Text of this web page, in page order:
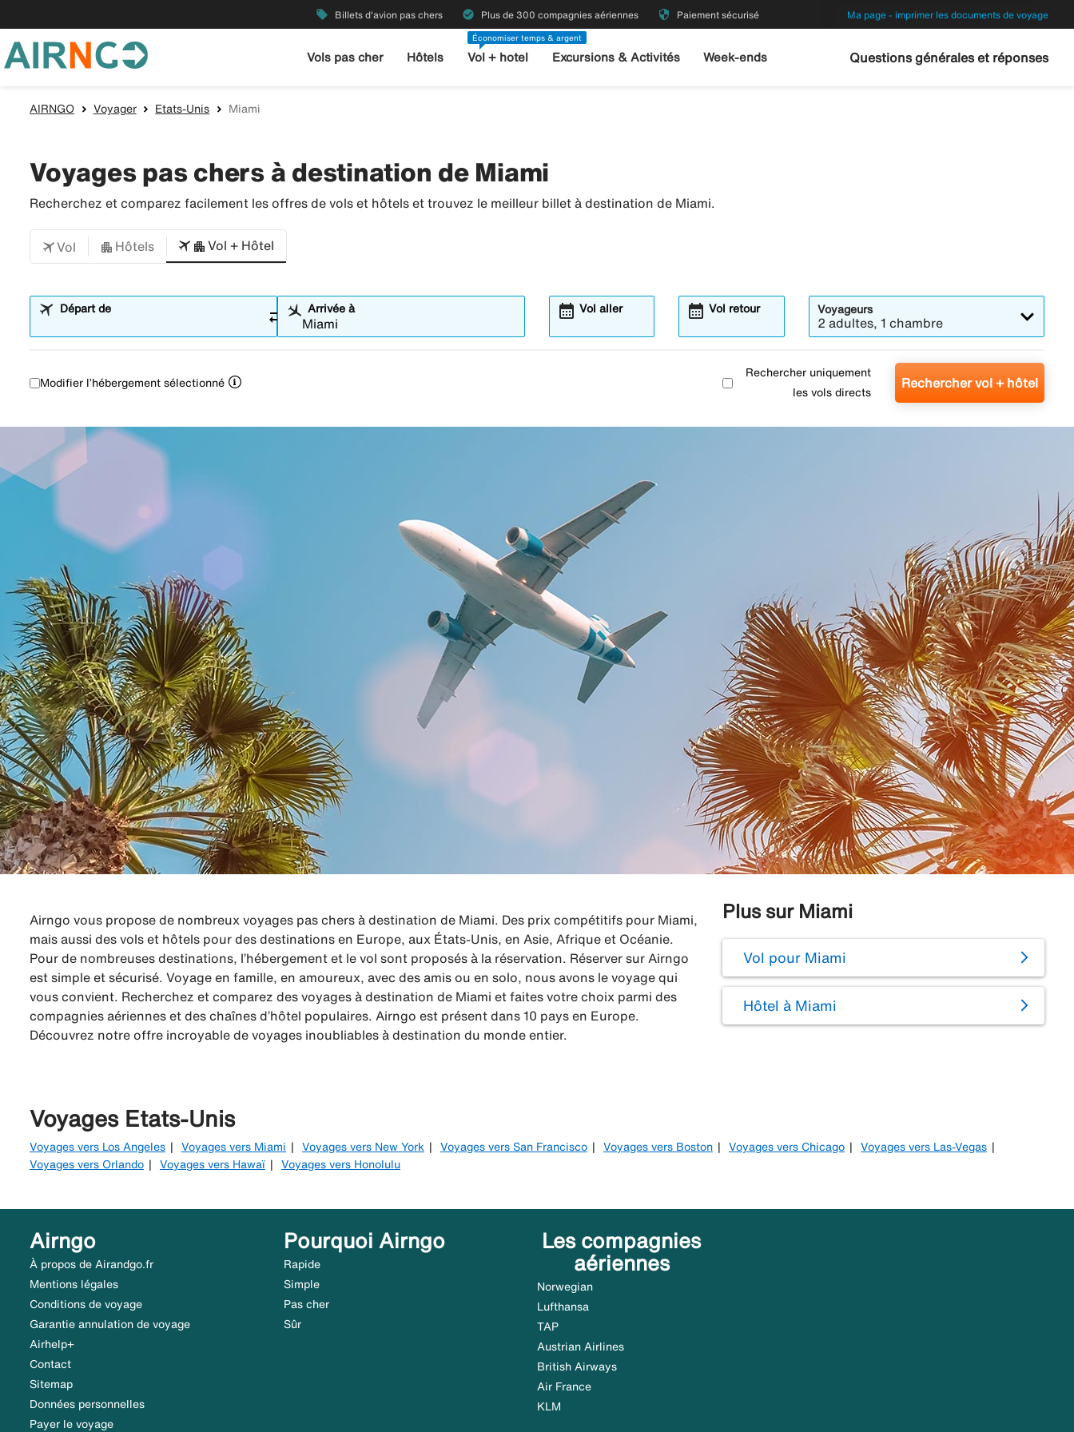
local_offer Billets d'avion pas chers check_circle Plus de 300 compagnies aériennes security Paiement sécurisé Ma page - imprimer les documents de voyage
Vols pas cher Hôtels
Économiser temps & argent
Vol + hotel Excursions & Activités Week-ends Questions générales et réponses
AIRNGO Voyager Etats-Unis Miami
Voyages pas chers à destination de Miami
Recherchez et comparez facilement les offres de vols et hôtels et trouvez le meilleur billet à destination de Miami.
Vol Hôtels Vol + Hôtel
Départ de sync_alt Arrivée à Vol aller
calendar_month Vol retour
calendar_month Voyageurs
2 adultes, 1 chambre
Modifier l’hébergement sélectionné
Rechercher uniquement
les vols directs
Rechercher vol + hôtel
Airngo vous propose de nombreux voyages pas chers à destination de Miami. Des prix compétitifs pour Miami,
mais aussi des vols et hôtels pour des destinations en Europe, aux États-Unis, en Asie, Afrique et Océanie.
Pour de nombreuses destinations, l’hébergement et le vol sont proposés à la réservation. Réserver sur Airngo
est simple et sécurisé. Voyage en famille, en amoureux, avec des amis ou en solo, nous avons le voyage qui
vous convient. Recherchez et comparez des voyages à destination de Miami et faites votre choix parmi des
compagnies aériennes et des chaînes d’hôtel populaires. Airngo est présent dans 10 pays en Europe.
Découvrez notre offre incroyable de voyages inoubliables à destination du monde entier.
Plus sur Miami
Vol pour Miami
Hôtel à Miami
Voyages Etats-Unis
Voyages vers Los Angeles Voyages vers Miami Voyages vers New York Voyages vers San Francisco Voyages vers Boston Voyages vers Chicago
Voyages vers Las-Vegas
Voyages vers Orlando
Voyages vers Hawaï Voyages vers Honolulu
Airngo
À propos de Airandgo.fr
Mentions légales
Conditions de voyage
Garantie annulation de voyage
Airhelp+
Contact
Sitemap
Données personnelles
Payer le voyage
Pourquoi Airngo
Rapide
Simple
Pas cher
Sûr
Les compagnies
aériennes
Norwegian
Lufthansa
TAP
Austrian Airlines
British Airways
Air France
KLM